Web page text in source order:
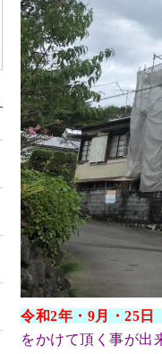
令和2年・9月・25 日
をかけて頂く事が出